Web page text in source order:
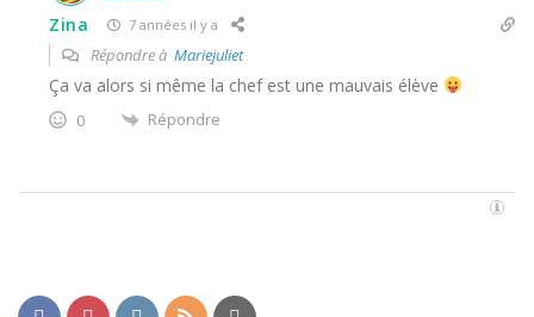
Zina 7 années il y a
Répondre à Mariejuliet
Ça va alors si même la chef est une mauvais élève
0 Répondre